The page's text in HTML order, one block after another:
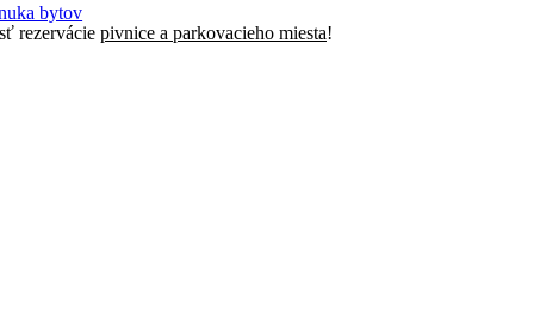
bytov
rezervácie pivnice a parkovacieho miesta!